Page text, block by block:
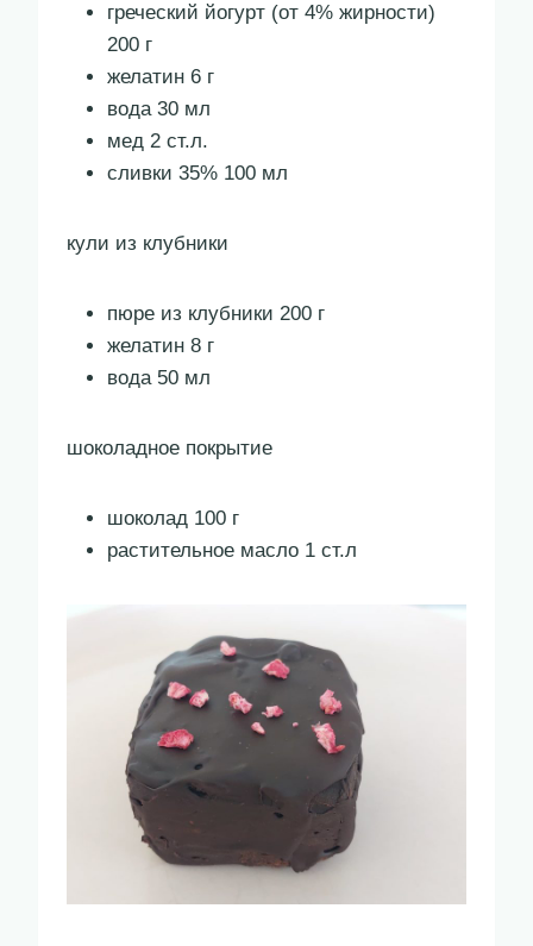
греческий йогурт (от 4% жирности)
200 г
желатин 6 г
вода 30 мл
мед 2 ст.л.
сливки 35% 100 мл
кули из клубники
пюре из клубники 200 г
желатин 8 г
вода 50 мл
шоколадное покрытие
шоколад 100 г
растительное масло 1 ст.л